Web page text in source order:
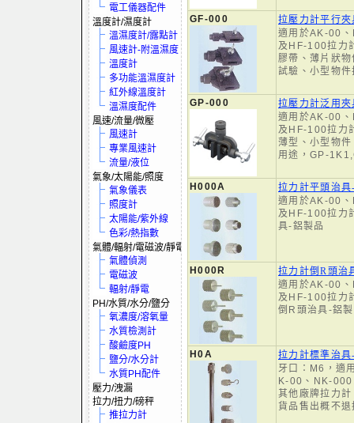
電工儀器配件
溫度計/濕度計
溫濕度計/露點計
風速計-附溫濕度
溫度計
多功能溫濕度計
紅外線溫度計
溫濕度配件
風速/流量/微壓
風速計
專業風速計
流量/液位
氣象/太陽能/照度
氣象儀表
照度計
太陽能/紫外線
色彩/熱指數
氣體/輻射/電磁波/靜電
氣體偵測
電磁波
輻射/靜電
PH/水質/水分/鹽分
氧濃度/溶氧量
水質檢測計
酸鹼度PH
鹽分/水分計
水質PH配件
壓力/洩漏
拉力/扭力/磅秤
推拉力計
GF-000
拉壓力計平行夾
適用於AK-00
及HF-100拉力
膠帶、薄片狀
試驗、小型物
GP-000
拉壓力計泛用夾
適用於AK-00
及HF-100拉力
薄型、小型物
用途，GP-
H000A
拉力計平頭治
適用於AK-00
及HF-100拉力
具-鋁製品
H000R
拉力計倒R頭治
適用於AK-00
及HF-100拉力
倒R頭治具-鋁
H0A
拉力計標準治
牙口：M6，適
K-00、NK-000
其他廠牌拉力
貨品售出概不退